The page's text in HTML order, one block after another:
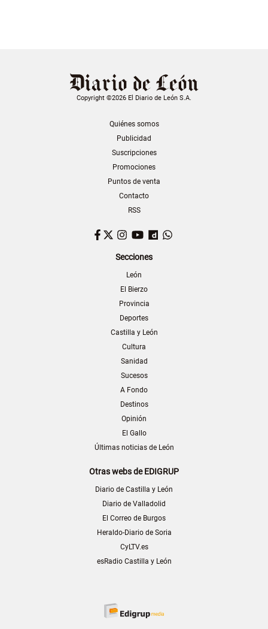
Copyright ©2026 El Diario de León S.A.
Quiénes somos
Publicidad
Suscripciones
Promociones
Puntos de venta
Contacto
RSS
Facebook
TwitterInstagram
YouTubeDailymotion
Secciones
León
El Bierzo
Provincia
Deportes
Castilla y León
Cultura
Sanidad
Sucesos
A Fondo
Destinos
Opinión
El Gallo
Últimas noticias de León
Otras webs de EDIGRUP
Diario de Castilla y León
Diario de Valladolid
El Correo de Burgos
Heraldo-Diario de Soria
CyLTV.es
esRadio Castilla y León